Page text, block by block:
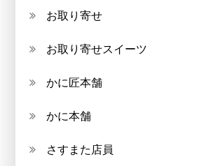
お取り寄せ
お取り寄せスイーツ
かに匠本舗
かに本舗
さすまた店員